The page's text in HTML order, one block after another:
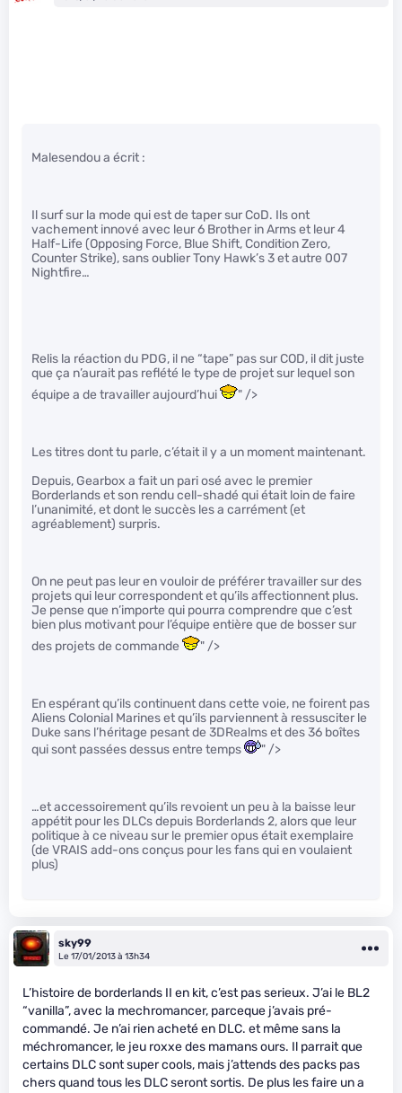
Malesendou a écrit :
Il surf sur la mode qui est de taper sur CoD. Ils ont
vachement innové avec leur 6 Brother in Arms et leur 4
Half-Life (Opposing Force, Blue Shift, Condition Zero,
Counter Strike), sans oublier Tony Hawk’s 3 et autre 007
Nightfire…
Relis la réaction du PDG, il ne “tape” pas sur COD, il dit juste
que ça n’aurait pas reflété le type de projet sur lequel son
équipe a de travailler aujourd’hui
" />
Les titres dont tu parle, c’était il y a un moment maintenant.
Depuis, Gearbox a fait un pari osé avec le premier
Borderlands et son rendu cell-shadé qui était loin de faire
l’unanimité, et dont le succès les a carrément (et
agréablement) surpris.
On ne peut pas leur en vouloir de préférer travailler sur des
projets qui leur correspondent et qu’ils affectionnent plus.
Je pense que n’importe qui pourra comprendre que c’est
bien plus motivant pour l’équipe entière que de bosser sur
des projets de commande
" />
En espérant qu’ils continuent dans cette voie, ne foirent pas
Aliens Colonial Marines et qu’ils parviennent à ressusciter le
Duke sans l’héritage pesant de 3DRealms et des 36 boîtes
qui sont passées dessus entre temps
" />
…et accessoirement qu’ils revoient un peu à la baisse leur
appétit pour les DLCs depuis Borderlands 2, alors que leur
politique à ce niveau sur le premier opus était exemplaire
(de VRAIS add-ons conçus pour les fans qui en voulaient
plus)
sky99
Le 17/01/2013 à 13h34
L’histoire de borderlands II en kit, c’est pas serieux. J’ai le BL2
“vanilla”, avec la mechromancer, parceque j’avais pré-
commandé. Je n’ai rien acheté en DLC. et même sans la
méchromancer, le jeu roxxe des mamans ours. Il parrait que
certains DLC sont super cools, mais j’attends des packs pas
chers quand tous les DLC seront sortis. De plus les faire un a